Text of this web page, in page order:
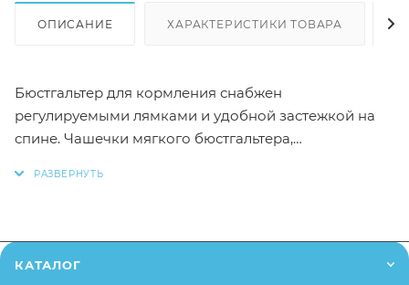
ОПИСАНИЕ ХАРАКТЕРИСТИКИ ТОВАРА
Бюстгальтер для кормления снабжен
регулируемыми лямками и удобной застежкой на
спине. Чашечки мягкого бюстгальтера,
Вашу грудь.
КАТАЛОГ